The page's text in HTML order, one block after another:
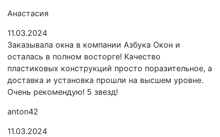
Анастасия
11.03.2024
Заказывала окна в компании Азбука Окон и
осталась в полном восторге! Качество
пластиковых конструкций просто поразительное, а
доставка и установка прошли на высшем уровне.
Очень рекомендую! 5 звезд!
anton42
11.03.2024